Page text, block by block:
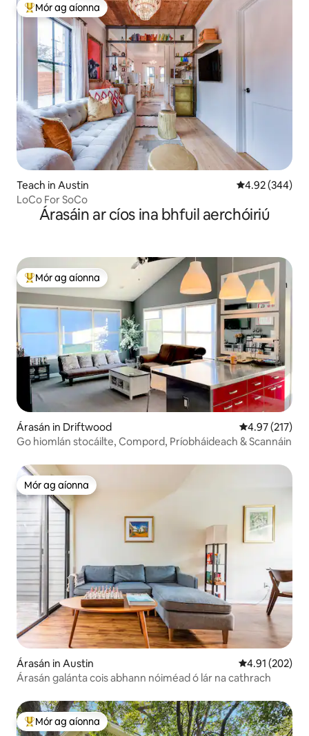
An-mhór ag aíonna
Mór ag aíonna
Teach in Austin Meánrátáil
4.92 (344)
LoCo For SoCo
Árasáin ar cíos ina bhfuil aerchóiriú
An-mhór ag aíonna
Mór ag aíonna
Árasán in Driftwood Meánrátáil
4.97 (217)
Go hiomlán stocáilte, Compord, Príobháideach & Scannáin
Mór ag aíonna
Mór ag aíonna
Árasán in Austin Meánrátáil
4.91 (202)
Árasán galánta cois abhann nóiméad ó lár na cathrach
An-mhór ag aíonna
Mór ag aíonna